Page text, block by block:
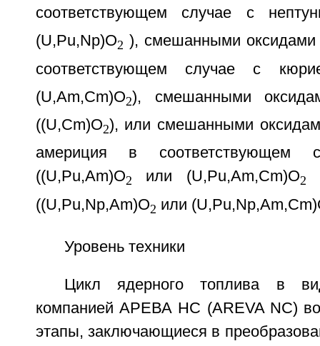
соответствующем случае с
(U,Pu,Np)O2 ), смешанными
соответствующем случае с
(U,Am,Cm)O2), смешанными
((U,Cm)O2), или смешанными
америция в соответствующем
((U,Pu,Am)O2 или (U,Pu,Am,Cm)O2
((U,Pu,Np,Am)O2 или
Уровень техники
Цикл ядерного топлива в
компанией АРЕВА НС (AREVA NC)
этапы, заключающиеся в